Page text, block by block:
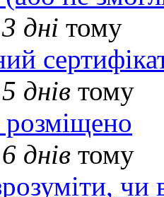
дні тому
днів тому
днів тому
чи